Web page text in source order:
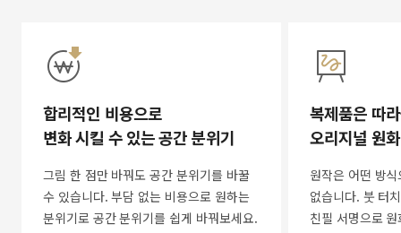
합리적인 비용으로
변화 시킬 수 있는 공간 분위기
그림 한 점만 바꿔도 공간 분위기를 바꿀
수 있습니다. 부담 없는 비용으로 원하는
분위기로 공간 분위기를 쉽게 바꿔보세요.
복제품은 따
오리지널 원
원작은 어떤 방
없습니다. 붓 터
친필 서명으로